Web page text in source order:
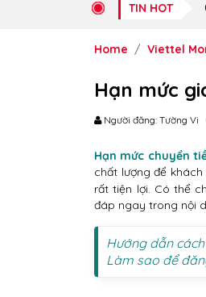
TIN HOT
Home Viettel
Hạn mức
Người đăng: Tường Vi
Hạn mức chuyển
chất lượng để
rất tiện lợi. Có thể
đáp ngay trong nội
Hướng dẫn
Làm sao để